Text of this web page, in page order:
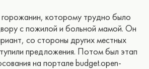
которому трудно было
с пожилой и больной мамой. Он
со стороны других местных
предложения. Потом был этап
на портале budget.open-